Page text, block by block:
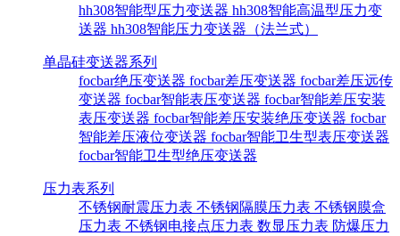
hh308智能型压力变送器 hh308智能高温型压力变
送器 hh308智能压力变送器（法兰式）
单晶硅变送器系列
focbar绝压变送器 focbar差压变送器 focbar差压远传
变送器 focbar智能表压变送器 focbar智能差压安装
表压变送器 focbar智能差压安装绝压变送器 focbar
智能差压液位变送器 focbar智能卫生型表压变送器
focbar智能卫生型绝压变送器
压力表系列
不锈钢耐震压力表 不锈钢隔膜压力表 不锈钢膜盒
压力表 不锈钢电接点压力表 数显压力表 防爆压力